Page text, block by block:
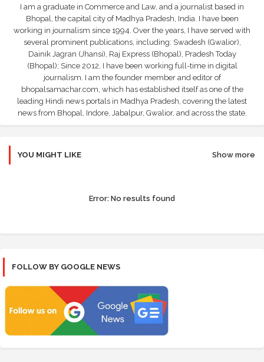
I am a graduate in Commerce and Law, and a journalist based in
Bhopal, the capital city of Madhya Pradesh, India. I have been
working in journalism since 1994. Over the years, I have served with
several prominent publications, including: Swadesh (Gwalior),
Dainik Jagran (Jhansi), Raj Express (Bhopal), Pradesh Today
(Bhopal); Since 2012, I have been working full-time in digital
journalism. I am the founder member and editor of
bhopalsamachar.com, which has established itself as one of the
leading Hindi news portals in Madhya Pradesh, covering the latest
news from Bhopal, Indore, Jabalpur, Gwalior, and across the state.
YOU MIGHT LIKE Show more
Error: No results found
FOLLOW BY GOOGLE NEWS